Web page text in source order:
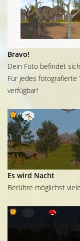
Bravo!
Dein Foto befindet
Für jedes
verfügbar!
Es wird Nacht
Berühre möglichst